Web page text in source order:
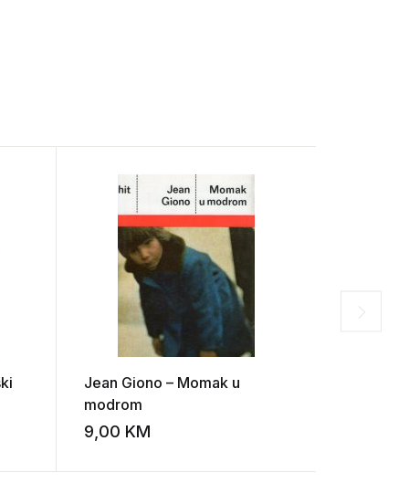
Add to wishlist
Jean Giono – Momak u
modrom
9,00 KM